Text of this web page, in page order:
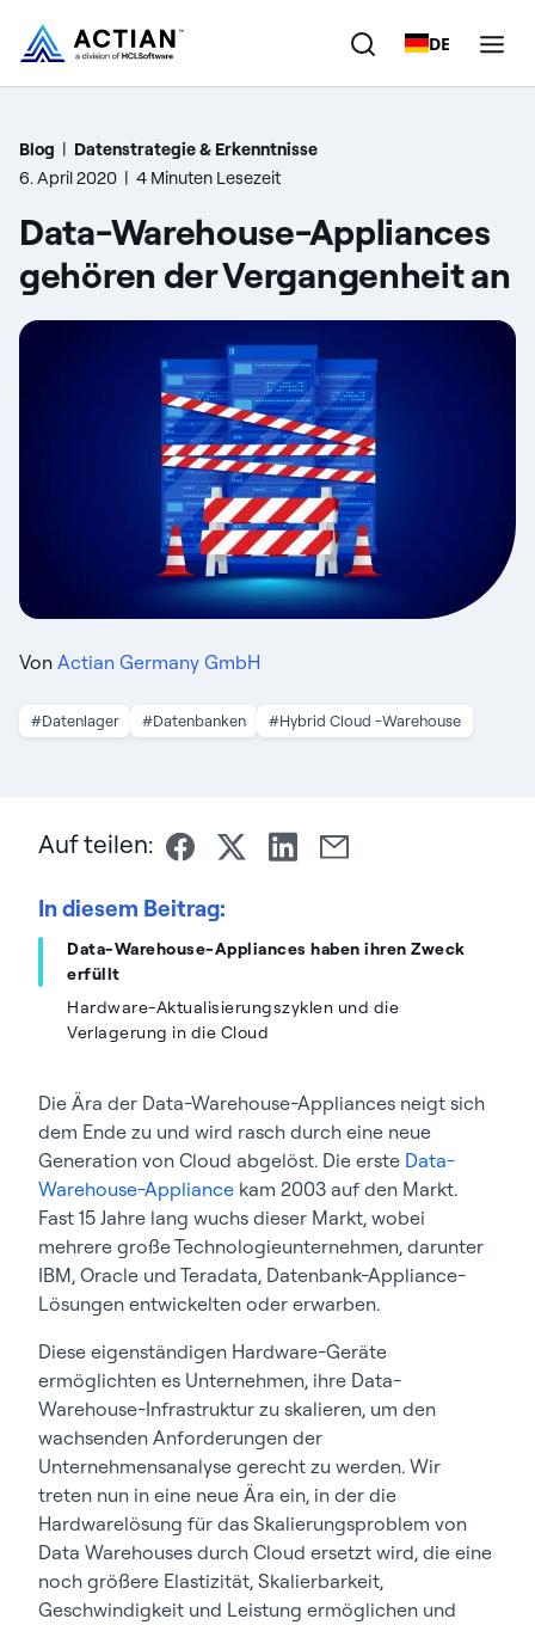
DE
Produkte
Kunden
Unternehmen
Blog | Datenstrategie & Erkenntnisse
6. April 2020 | 4 Minuten Lesezeit
Data-Warehouse-Appliances
gehören der Vergangenheit an
Von Actian Germany GmbH
#Datenlager #Datenbanken #Hybrid Cloud -Warehouse
Auf teilen:
In diesem Beitrag:
Data-Warehouse-Appliances haben ihren Zweck
erfüllt
Hardware-Aktualisierungszyklen und die
Verlagerung in die Cloud
Die Ära der Data-Warehouse-Appliances neigt sich
dem Ende zu und wird rasch durch eine neue
Generation von Cloud abgelöst. Die erste Data-
Warehouse-Appliance kam 2003 auf den Markt.
Fast 15 Jahre lang wuchs dieser Markt, wobei
mehrere große Technologieunternehmen, darunter
IBM, Oracle und Teradata, Datenbank-Appliance-
Lösungen entwickelten oder erwarben.
Diese eigenständigen Hardware-Geräte
ermöglichten es Unternehmen, ihre Data-
Warehouse-Infrastruktur zu skalieren, um den
wachsenden Anforderungen der
Unternehmensanalyse gerecht zu werden. Wir
treten nun in eine neue Ära ein, in der die
Hardwarelösung für das Skalierungsproblem von
Data Warehouses durch Cloud ersetzt wird, die eine
noch größere Elastizität, Skalierbarkeit,
Geschwindigkeit und Leistung ermöglichen und